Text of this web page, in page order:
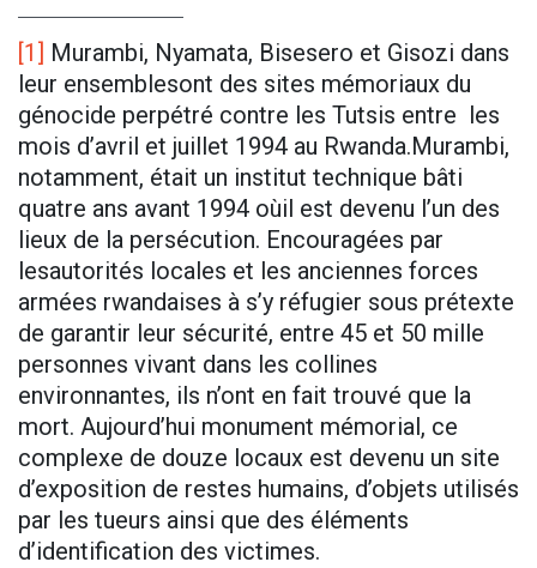
[1] Murambi, Nyamata, Bisesero et Gisozi dans
leur ensemblesont des sites mémoriaux du
génocide perpétré contre les Tutsis entre les
mois d’avril et juillet 1994 au Rwanda.Murambi,
notamment, était un institut technique bâti
quatre ans avant 1994 oùil est devenu l’un des
lieux de la persécution. Encouragées par
lesautorités locales et les anciennes forces
armées rwandaises à s’y réfugier sous prétexte
de garantir leur sécurité, entre 45 et 50 mille
personnes vivant dans les collines
environnantes, ils n’ont en fait trouvé que la
mort. Aujourd’hui monument mémorial, ce
complexe de douze locaux est devenu un site
d’exposition de restes humains, d’objets utilisés
par les tueurs ainsi que des éléments
d’identification des victimes.